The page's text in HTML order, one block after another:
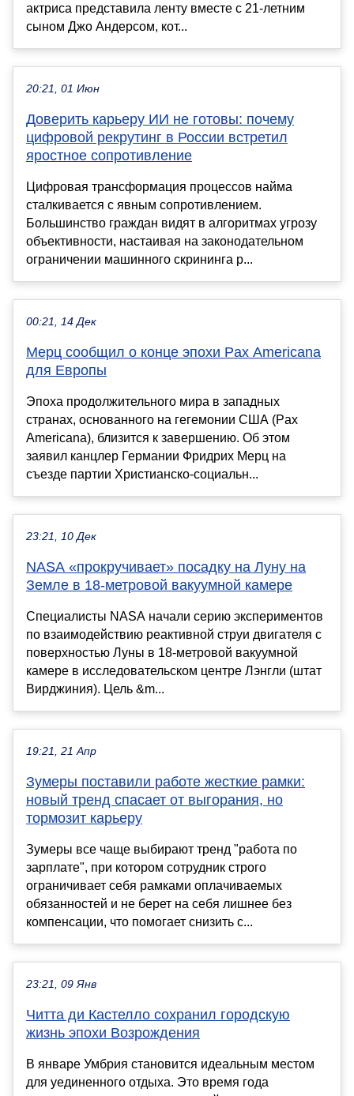
актриса представила ленту вместе с 21-летним
сыном Джо Андерсом, кот...
20:21, 01 Июн
Доверить карьеру ИИ не готовы: почему
цифровой рекрутинг в России встретил
яростное сопротивление
Цифровая трансформация процессов найма
сталкивается с явным сопротивлением.
Большинство граждан видят в алгоритмах угрозу
объективности, настаивая на законодательном
ограничении машинного скрининга р...
00:21, 14 Дек
Мерц сообщил о конце эпохи Pax Americana
для Европы
Эпоха продолжительного мира в западных
странах, основанного на гегемонии США (Pax
Americana), близится к завершению. Об этом
заявил канцлер Германии Фридрих Мерц на
съезде партии Христианско-социальн...
23:21, 10 Дек
NASA «прокручивает» посадку на Луну на
Земле в 18-метровой вакуумной камере
Cпециалисты NASA начали серию экспериментов
по взаимодействию реактивной струи двигателя с
поверхностью Луны в 18-метровой вакуумной
камере в исследовательском центре Лэнгли (штат
Вирджиния). Цель &m...
19:21, 21 Апр
Зумеры поставили работе жесткие рамки:
новый тренд спасает от выгорания, но
тормозит карьеру
Зумеры все чаще выбирают тренд "работа по
зарплате", при котором сотрудник строго
ограничивает себя рамками оплачиваемых
обязанностей и не берет на себя лишнее без
компенсации, что помогает снизить с...
23:21, 09 Янв
Читта ди Кастелло сохранил городскую
жизнь эпохи Возрождения
В январе Умбрия становится идеальным местом
для уединенного отдыха. Это время года